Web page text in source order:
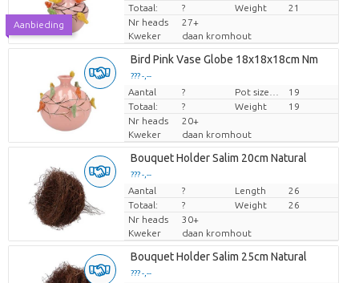
Aanbieding
Totaal:
? Weight
21
Nr heads
27+
Kweker
daan kromhout
Bird Pink Vase Globe 18x18x18cm Nm
??? -,--
Prijs per stuk
Aantal ?
19
Totaal:
? Weight
19
Nr heads
20+
Kweker
daan kromhout
Bouquet Holder Salim 20cm Natural
??? -,--
Prijs per stuk
Aantal ? Length
26
Totaal:
? Weight
26
Nr heads
30+
Kweker
daan kromhout
Bouquet Holder Salim 25cm Natural
??? -,--